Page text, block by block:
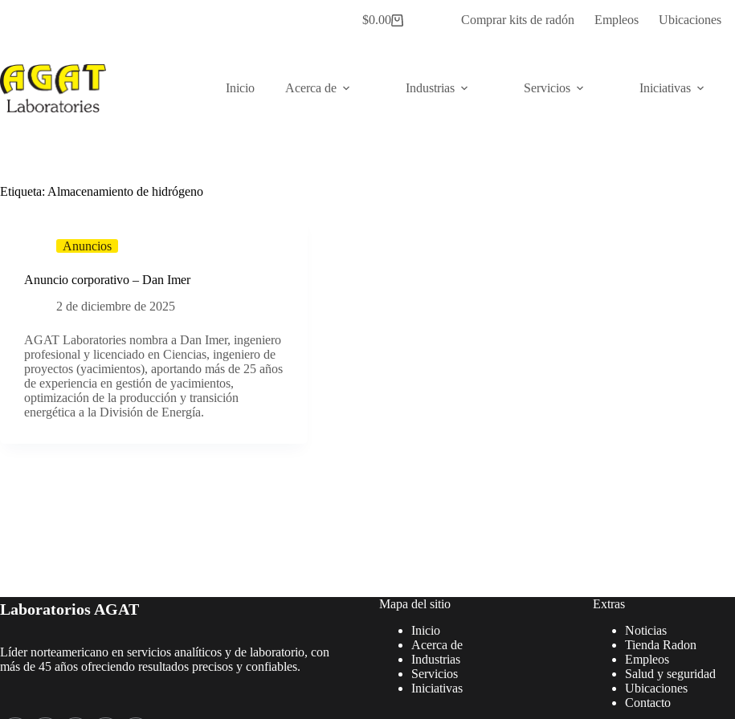
Carrito
$0.00 Comprar kits de radón Empleos Ubicaciones
Inicio Acerca de Industrias Servicios Iniciativas
Etiqueta: Almacenamiento de hidrógeno
Anuncios
Anuncio corporativo – Dan Imer
2 de diciembre de 2025
AGAT Laboratories nombra a Dan Imer, ingeniero
profesional y licenciado en Ciencias, ingeniero de
proyectos (yacimientos), aportando más de 25 años
de experiencia en gestión de yacimientos,
optimización de la producción y transición
energética a la División de Energía.
Laboratorios AGAT
Líder norteamericano en servicios analíticos y de laboratorio, con
más de 45 años ofreciendo resultados precisos y confiables.
Mapa del sitio
Inicio
Acerca de
Industrias
Servicios
Iniciativas
Extras
Noticias
Tienda Radon
Empleos
Salud y seguridad
Ubicaciones
Contacto